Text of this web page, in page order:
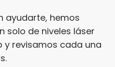
ayudarte, hemos
solo de niveles láser
y revisamos cada una